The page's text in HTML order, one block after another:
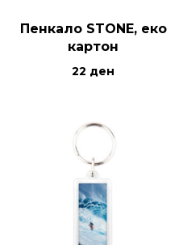
Пенкало STONE, еко
картон
22 ден